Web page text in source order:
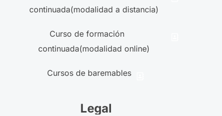
continuada(modalidad a distancia)
Curso de formación
continuada(modalidad online)
Cursos de baremables
Legal